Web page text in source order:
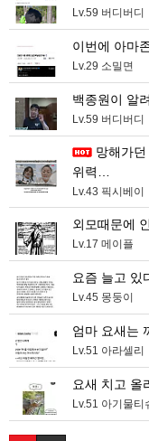
Lv.59 버디버디
이번에 아마
Lv.29 소밀면
백종원이 알
Lv.59 버디버디
위력…
Lv.43 픽시베이
외모때문에
Lv.17 메이플
요즘 늘고 있
Lv.45 몽둥이
엄마 요새는
Lv.51 아라셀리
요새 치고 올
Lv.51 아기물티